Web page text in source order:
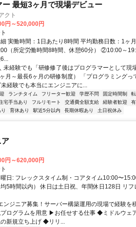
ー 最短3ヶ月で現場デビュー
クト
円～520,000円
実働時間：1日あたり8時間 平均勤務日数：1ヶ
（所定労働時間8時間、休憩60分） ②10:00～
未経験でも「研修修了後はプログラマーとして現
月～最長6ヶ月の研修制度） 「プログラミングっ
経験でも本当にエンジニアに...
ランチタイム フリーター歓迎 学歴不問 固定時間制
宅手当あり フルリモート 交通費全額支給 経験者歓迎
育休あり 駅近5分以内 長期休暇あり 土日祝休み
ア
円～620,000円
日: フレックスタイム制・コアタイム10:00〜
5時間以内） 休日は土日祝、年間休日128日 リフ
ンジニア募集！サーバー構築運用の現場で経験を
プログラムを用意 ▶お任せする仕事 ◆ミドルウェ
新規立ち上げ ◆リリ...